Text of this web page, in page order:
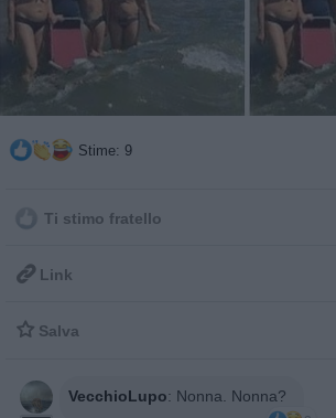
Stime: 9
Ti stimo fratello
 Link
 Salva
VecchioLupo: Nonna. Nonna?